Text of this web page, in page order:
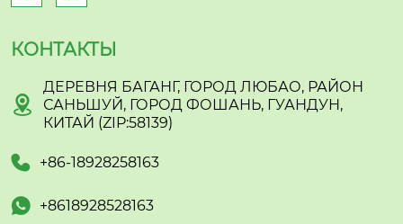
КОНТАКТЫ

ДЕРЕВНЯ БАГАНГ, ГОРОД ЛЮБАО, РАЙОН
САНЬШУЙ, ГОРОД ФОШАНЬ, ГУАНДУН,
КИТАЙ (ZIP:58139)
 +86-18928258163
 +8618928528163